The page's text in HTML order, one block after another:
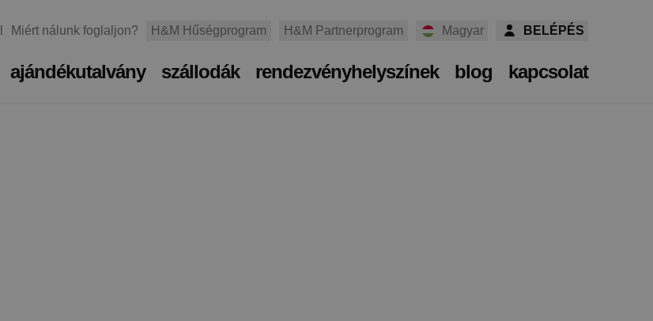
Miért nálunk foglaljon? H&M Hűségprogram H&M Partnerprogram Magyar BELÉPÉS
ajándékutalvány szállodák rendezvényhelyszínek blog kapcsolat